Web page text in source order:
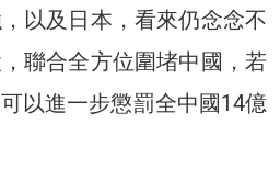
以及日本，看來仍念念不
聯合全方位圍堵中國，若
以進一步懲罰全中國14億